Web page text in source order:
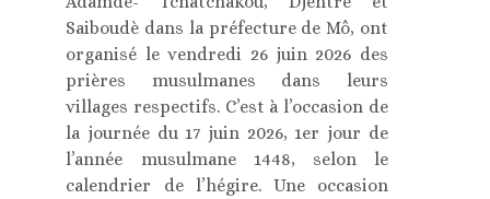
Saiboudè dans la préfecture de Mô, ont
organisé le vendredi 26 juin 2026 des
prières musulmanes dans leurs
villages respectifs. C’est à l’occasion de
la journée du 17 juin 2026, 1er jour de
l’année musulmane 1448, selon le
calendrier de l’hégire. Une occasion